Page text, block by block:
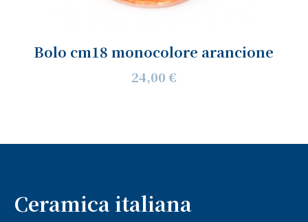
Bolo cm18 monocolore arancione
24,00 €
Ceramica italiana